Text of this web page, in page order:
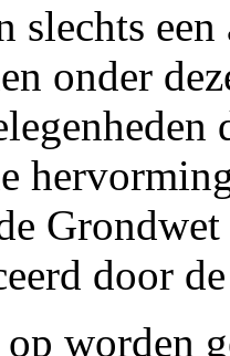
slechts
onder
door
worden